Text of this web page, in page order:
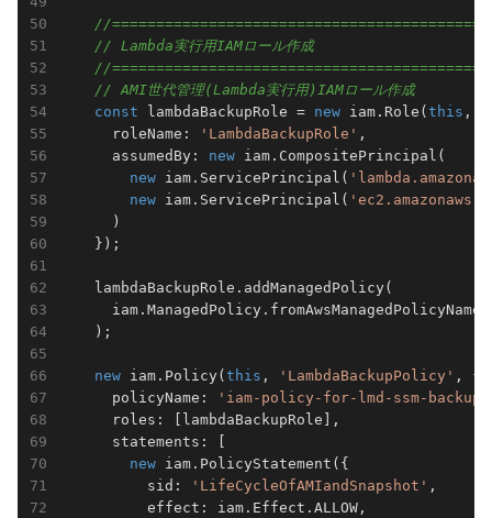
//===========================================
// Lambda実行用IAMロール作成
//
// AMI世代管理(Lambda実行用)IAMロール作成
const lambdaBackupRole = new iam.Role(this ,
      roleName:
'LambdaBackupRole'
      assumedBy:
new
new iam.ServicePrincipal(
new iam.ServicePrincipal(
      )
    });
      iam.ManagedPolicy.fromAwsManagedPolicyName(
    );
new iam.Policy(this , 'LambdaBackupPolicy'
      policyName:
'iam-policy-for-lmd-ssm-backup'
roles:
new iam.PolicyStatement({
          sid:
'LifeCycleOfAMIandSnapshot'
effect: